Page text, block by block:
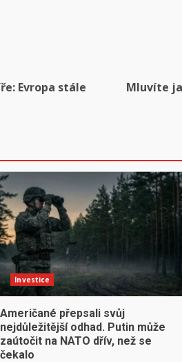
Evropa stále
Mluvíte
Investice
Američané přepsali svůj
nejdůležitější odhad. Putin může
zaútočit na NATO dřív, než se
čekalo